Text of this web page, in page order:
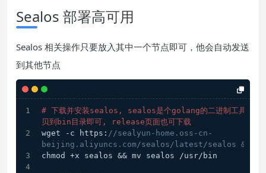
Sealos 部署高可用
Sealos 相关操作只要放入其中一个节点即可，他会自动发送
到其他节点
# 下载并安装sealos, sealos是个golang的二进制工具，直
贝到bin目录即可, release页面也可下载
wget -c https: //sealyun-home.oss-cn-
beijing.aliyuncs.com/sealos/latest/sealos && \
chmod +x sealos && mv sealos /usr/bin